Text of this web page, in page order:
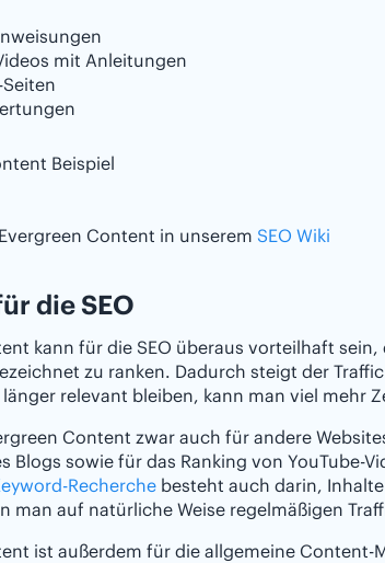
mit Anleitungen
Content in unserem SEO Wiki
die SEO
kann für die SEO überaus vorteilhaft sein,
zu ranken. Dadurch steigt der
länger relevant bleiben, kann man viel mehr
Content zwar auch für andere
Blogs sowie für das Ranking von YouTube-
Recherche besteht auch darin,
man auf natürliche Weise regelmäßigen
ist außerdem für die allgemeine